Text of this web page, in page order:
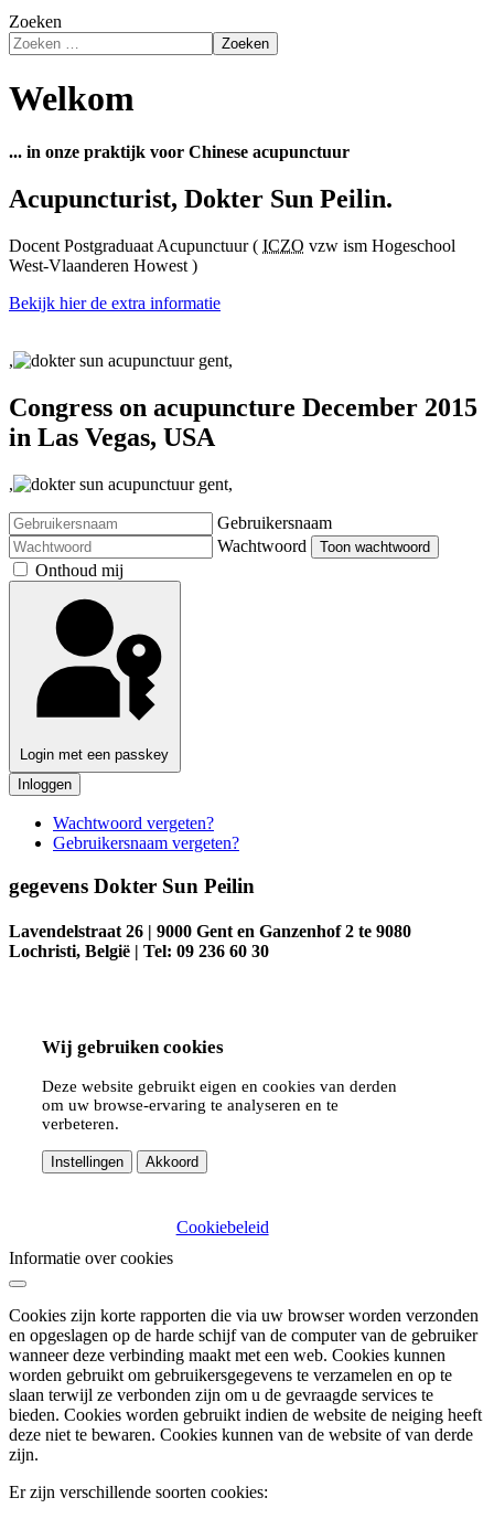
Zoeken
Zoeken
Welkom
... in onze praktijk voor Chinese acupunctuur
Acupuncturist, Dokter Sun Peilin.
Docent Postgraduaat Acupunctuur ( ICZO vzw ism Hogeschool
West-Vlaanderen Howest )
Bekijk hier de extra informatie
, ,
Congress on acupuncture December 2015
in Las Vegas, USA
, ,
Gebruikersnaam
Wachtwoord
Toon wachtwoord
Onthoud mij
Login met een passkey
Inloggen
Wachtwoord vergeten?
Gebruikersnaam vergeten?
gegevens Dokter Sun Peilin
Lavendelstraat 26 | 9000 Gent en Ganzenhof 2 te 9080
Lochristi, België | Tel: 09 236 60 30
Wij gebruiken cookies
Deze website gebruikt eigen en cookies van derden
om uw browse-ervaring te analyseren en te
verbeteren.
Instellingen Akkoord
Cookiebeleid
Informatie over cookies
Cookies zijn korte rapporten die via uw browser worden verzonden
en opgeslagen op de harde schijf van de computer van de gebruiker
wanneer deze verbinding maakt met een web. Cookies kunnen
worden gebruikt om gebruikersgegevens te verzamelen en op te
slaan terwijl ze verbonden zijn om u de gevraagde services te
bieden. Cookies worden gebruikt indien de website de neiging heeft
deze niet te bewaren. Cookies kunnen van de website of van derde
zijn.
Er zijn verschillende soorten cookies: